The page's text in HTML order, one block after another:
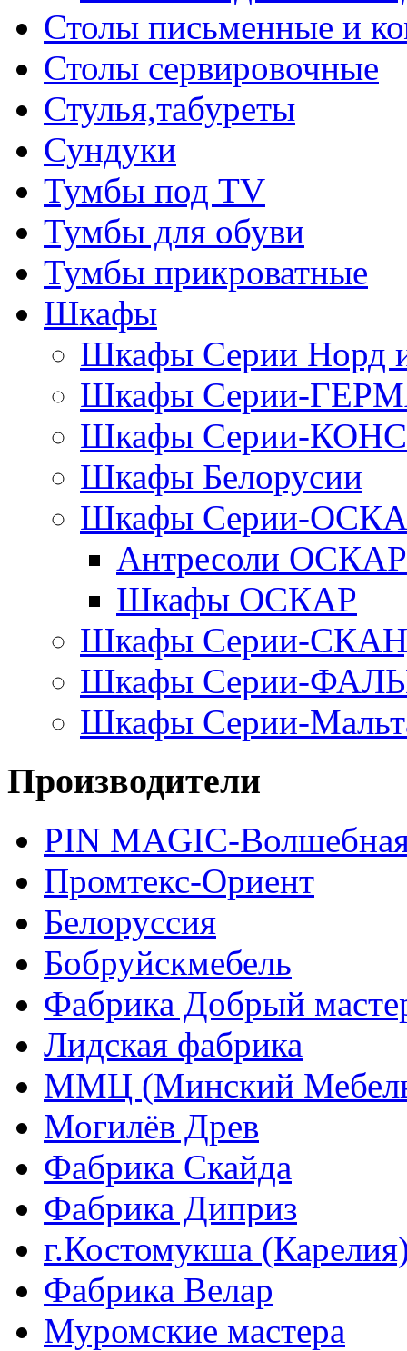
Столы письменные и
Столы сервировочные
Стулья,табуреты
Сундуки
Тумбы под TV
Тумбы для обуви
Тумбы прикроватные
Шкафы
Шкафы Серии
Шкафы Серии-
Шкафы Серии-
Шкафы Белорусии
Шкафы Серии-
Антресоли ОСКАР
Шкафы ОСКАР
Шкафы Серии-
Шкафы Серии-
Шкафы Серии-
Производители
PIN MAGIС-
Промтекс-Ориент
Белоруссия
Бобруйскмебель
Фабрика Добрый
Лидская фабрика
ММЦ (Минский
Могилёв Древ
Фабрика Скайда
Фабрика Диприз
г.Костомукша
Фабрика Велар
Муромские мастера